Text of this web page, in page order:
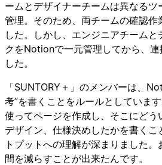
ームとデザイナーチームは異なる
管理。そのため、両チームの確認作
した。しかし、エンジニアチーム
クをNotionで一元管理してから、連
した。
「SUNTORY＋」のメンバーは、
考”を書くことをルールとしていま
使ってページを作成し、そこにど
デザイン、仕様決めしたかを書くこ
トプットへの理解が深まりました
間を減らすことが出来たんです。